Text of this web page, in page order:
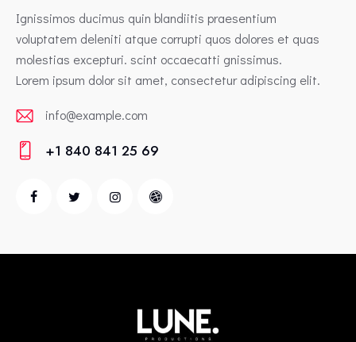
Ignissimos ducimus quin blandiitis praesentium
voluptatem deleniti atque corrupti quos dolores et quas
molestias excepturi. scint occaecatti gnissimus.
Lorem ipsum dolor sit amet, consectetur adipiscing elit.
E-
m
info@example.com
on
+1 840 841 25 69